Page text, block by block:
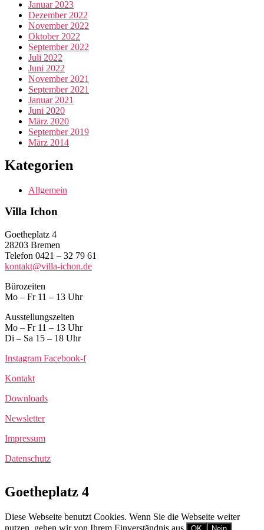
Januar 2023
Dezember 2022
November 2022
Oktober 2022
September 2022
Juli 2022
Juni 2022
November 2021
September 2021
Januar 2021
Juni 2020
März 2020
September 2019
März 2014
Kategorien
Allgemein
Villa Ichon
Goetheplatz 4
28203 Bremen
Telefon 0421 – 32 79 61
kontakt@villa-ichon.de
Bürozeiten
Mo – Fr 11 – 13 Uhr
Ausstellungszeiten
Mo – Fr 11 – 13 Uhr
Di – Sa 15 – 18 Uhr
Instagram Facebook-f
Kontakt
Downloads
Newsletter
Impressum
Datenschutz
Goetheplatz 4
Diese Webseite benutzt Cookies. Wenn Sie die Webseite weiter
nutzen, gehen wir von Ihrem Einverständnis aus.